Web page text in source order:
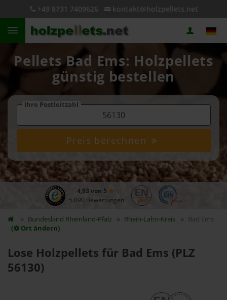
+49 8731 7409626 kontakt@holzpellets.net
Pellets Bad Ems: Holzpellets
günstig bestellen
Ihre Postleitzahl
Preis berechnen
4,93 von 5
5.090 Bewertungen
Bundesland Rheinland-Pfalz Rhein-Lahn-Kreis
Bad Ems
(
Ort ändern)
Lose Holzpellets für Bad Ems (PLZ
56130)